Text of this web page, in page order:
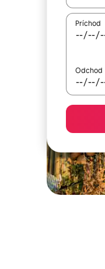
Príchod
Odchod